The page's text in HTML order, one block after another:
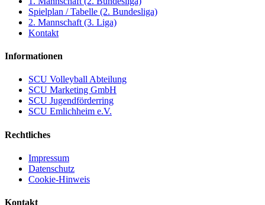
Spielplan / Tabelle (2. Bundesliga)
2. Mannschaft (3. Liga)
Kontakt
Informationen
SCU Volleyball Abteilung
SCU Marketing GmbH
SCU Jugendförderring
SCU Emlichheim e.V.
Rechtliches
Impressum
Datenschutz
Cookie-Hinweis
Kontakt